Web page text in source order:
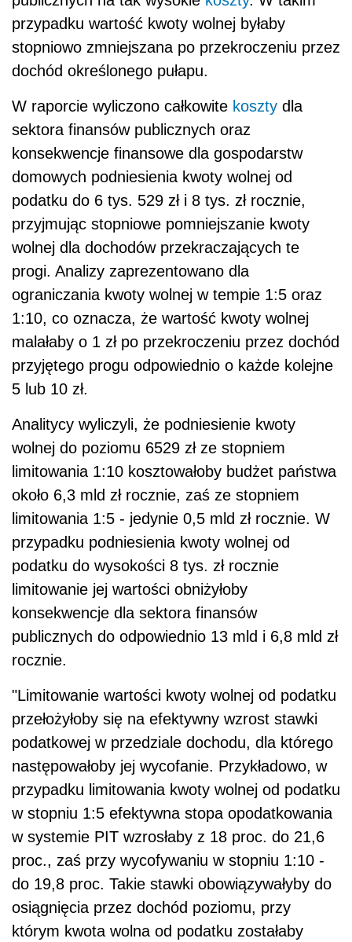
przypadku wartość kwoty wolnej byłaby
stopniowo zmniejszana po przekroczeniu przez
dochód określonego pułapu.
W raporcie wyliczono całkowite koszty dla
sektora finansów publicznych oraz
konsekwencje finansowe dla gospodarstw
domowych podniesienia kwoty wolnej od
podatku do 6 tys. 529 zł i 8 tys. zł rocznie,
przyjmując stopniowe pomniejszanie kwoty
wolnej dla dochodów przekraczających te
progi. Analizy zaprezentowano dla
ograniczania kwoty wolnej w tempie 1:5 oraz
1:10, co oznacza, że wartość kwoty wolnej
malałaby o 1 zł po przekroczeniu przez dochód
przyjętego progu odpowiednio o każde kolejne
5 lub 10 zł.
Analitycy wyliczyli, że podniesienie kwoty
wolnej do poziomu 6529 zł ze stopniem
limitowania 1:10 kosztowałoby budżet państwa
około 6,3 mld zł rocznie, zaś ze stopniem
limitowania 1:5 - jedynie 0,5 mld zł rocznie. W
przypadku podniesienia kwoty wolnej od
podatku do wysokości 8 tys. zł rocznie
limitowanie jej wartości obniżyłoby
konsekwencje dla sektora finansów
publicznych do odpowiednio 13 mld i 6,8 mld zł
rocznie.
"Limitowanie wartości kwoty wolnej od podatku
przełożyłoby się na efektywny wzrost stawki
podatkowej w przedziale dochodu, dla którego
następowałoby jej wycofanie. Przykładowo, w
przypadku limitowania kwoty wolnej od podatku
w stopniu 1:5 efektywna stopa opodatkowania
w systemie PIT wzrosłaby z 18 proc. do 21,6
proc., zaś przy wycofywaniu w stopniu 1:10 -
do 19,8 proc. Takie stawki obowiązywałyby do
osiągnięcia przez dochód poziomu, przy
którym kwota wolna od podatku zostałaby